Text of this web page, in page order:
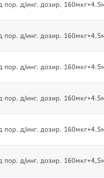
д/инг. дозир.
пор. д/инг. дозир.
д/инг. дозир.
пор. д/инг. дозир.
д/инг. дозир.
пор. д/инг. дозир.